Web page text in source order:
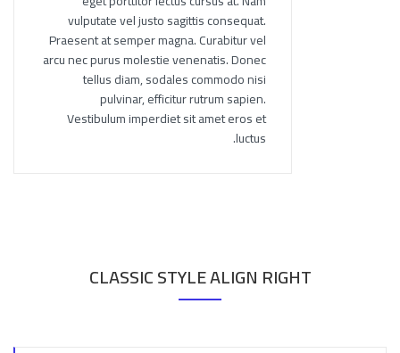
vulputate vel justo sagittis consequat.
Praesent at semper magna. Curabitur vel
arcu nec purus molestie venenatis. Donec
tellus diam, sodales commodo nisi
pulvinar, efficitur rutrum sapien.
Vestibulum imperdiet sit amet eros et
luctus.
CLASSIC STYLE ALIGN RIGHT